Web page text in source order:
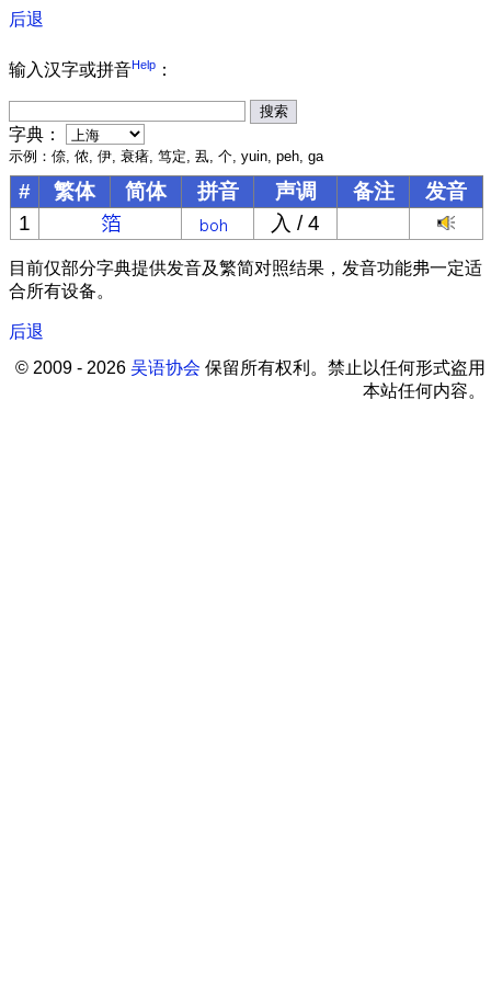
后退
输入汉字或拼音Help ：
字典：
示例：倷, 侬, 伊, 衰瘏, 笃定, 厾, 个, yuin, peh, ga
# 繁体 简体 拼音 声调 备注
发音
1
入 / 4
目前仅部分字典提供发音及繁简对照结果，发音功能弗一定适
合所有设备。
后退
© 2009 - 2026吴语协会 保留所有权利。禁止以任何形式盗用
本站任何内容。